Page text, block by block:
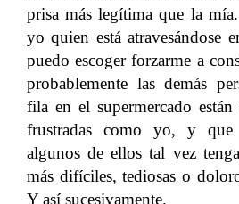
prisa más legítima que la
yo quien está atravesándose
puedo escoger forzarme a
probablemente las demás
fila en el supermercado
frustradas como yo, y
algunos de ellos tal vez
más difíciles, tediosas o
Y así sucesivamente.